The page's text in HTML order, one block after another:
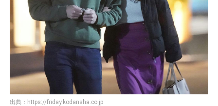
出典： https://friday.kodansha.co.jp